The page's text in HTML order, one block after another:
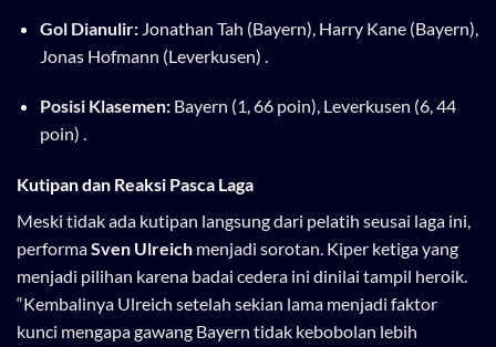
Gol Dianulir:Jonathan Tah (Bayern), Harry Kane (Bayern),
Jonas Hofmann (Leverkusen) .
Posisi Klasemen:Bayern (1, 66 poin), Leverkusen (6, 44
poin) .
Kutipan dan Reaksi Pasca Laga
Meski tidak ada kutipan langsung dari pelatih seusai laga ini,
performaSven Ulreich menjadi sorotan. Kiper ketiga yang
menjadi pilihan karena badai cedera ini dinilai tampil heroik.
“Kembalinya Ulreich setelah sekian lama menjadi faktor
kunci mengapa gawang Bayern tidak kebobolan lebih